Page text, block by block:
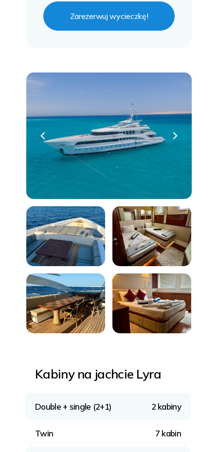
Zarezerwuj wycieczkę!
Kabiny na jachcie Lyra
2 kabiny
Double + single (2+1)
7 kabin
Twin